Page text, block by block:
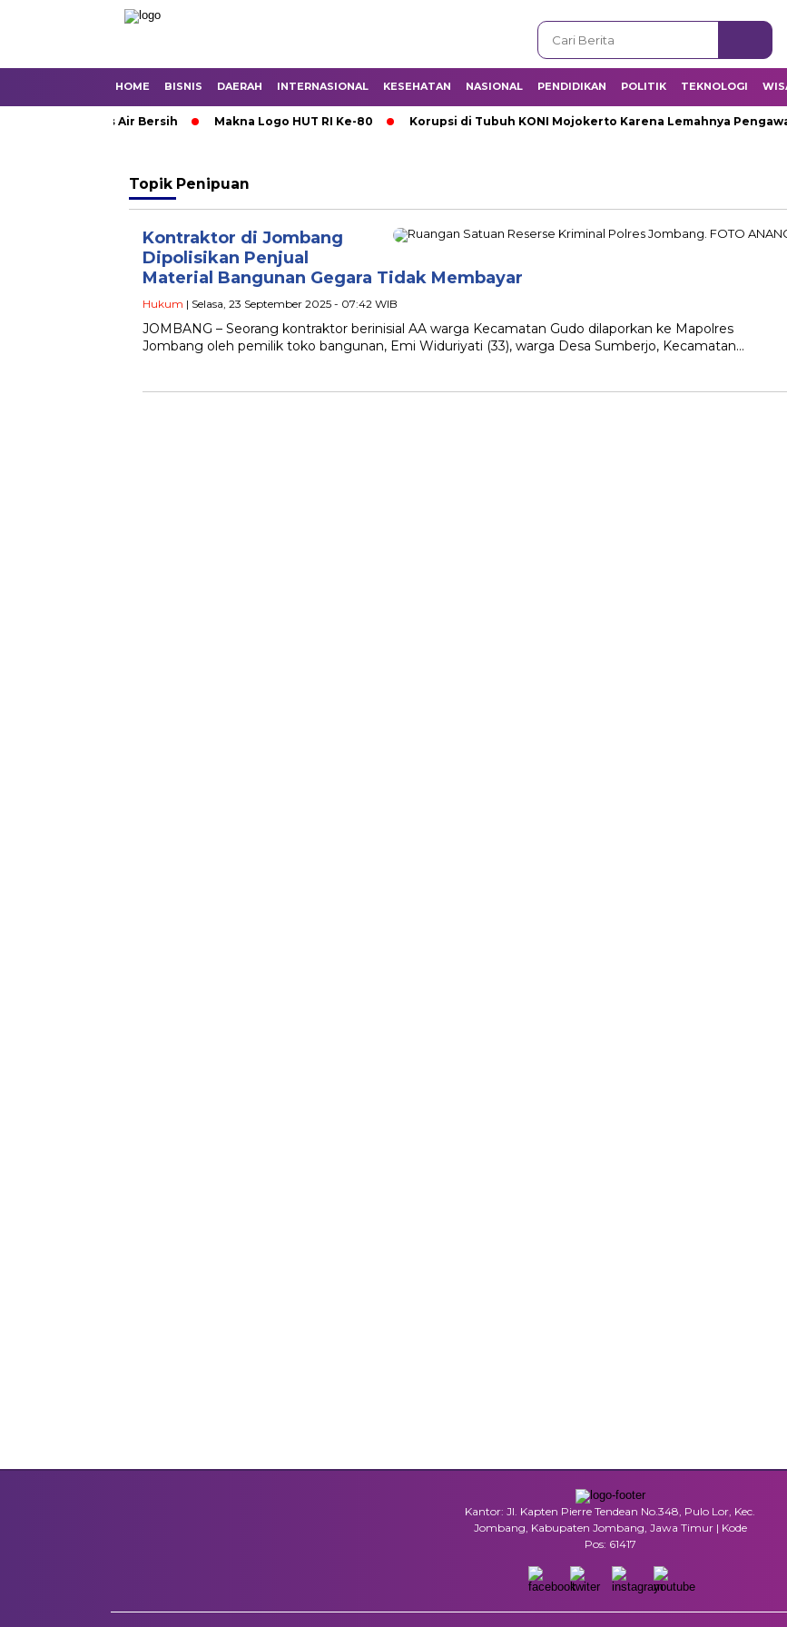
HOME BISNIS DAERAH INTERNASIONAL KESEHATAN NASIONAL PENDIDIKAN POLITIK TEKNOLOGI
Krisis Air Bersih Makna Logo HUT RI Ke-80 Korupsi di Tubuh KONI Mojokerto Karena Lemahnya
Topik Penipuan
Kontraktor di Jombang
Dipolisikan Penjual
Material Bangunan Gegara Tidak Membayar
Hukum | Selasa, 23 September 2025 - 07:42 WIB
JOMBANG – Seorang kontraktor berinisial AA warga Kecamatan Gudo dilaporkan ke Mapolres
Jombang oleh pemilik toko bangunan, Emi Widuriyati (33), warga Desa Sumberjo, Kecamatan…
Kantor: Jl. Kapten Pierre Tendean No.348, Pulo Lor, Kec.
Jombang, Kabupaten Jombang, Jawa Timur | Kode
Pos: 61417